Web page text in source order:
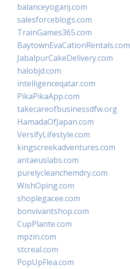
balanceyoganj.com
salesforceblogs.com
TrainGames365.com
BaytownEvaCationRentals.com
JabalpurCakeDelivery.com
halobjd.com
intelligenceqatar.com
PikaPikaApp.com
takecareofbusinessdfw.org
HamadaOfJapan.com
VersifyLifestyle.com
kingscreekadventures.com
antaeuslabs.com
purelycleanchemdry.com
WishOping.com
shoplegacee.com
bonvivantshop.com
CupPlante.com
mpzin.com
stcreal.com
PopUpFlea.com